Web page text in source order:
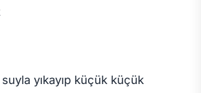
suyla yıkayıp küçük küçük